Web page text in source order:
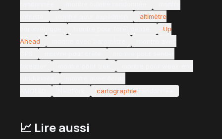
altimètre
Up
Ahead
cartographie
📈 Lire aussi